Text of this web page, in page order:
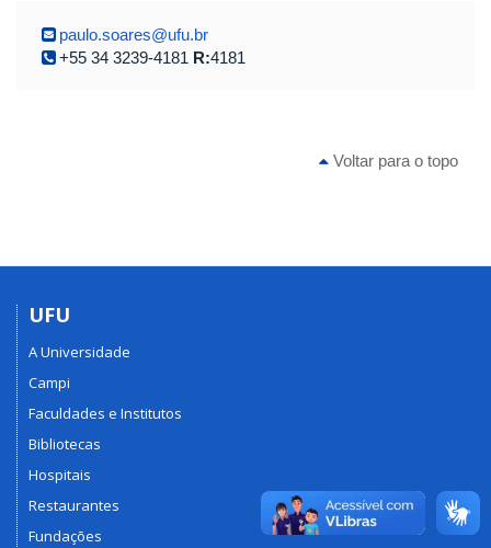
paulo.soares@ufu.br
+55 34 3239-4181 R:4181
Voltar para o topo
UFU
A Universidade
Campi
Faculdades e Institutos
Bibliotecas
Hospitais
Restaurantes
Fundações